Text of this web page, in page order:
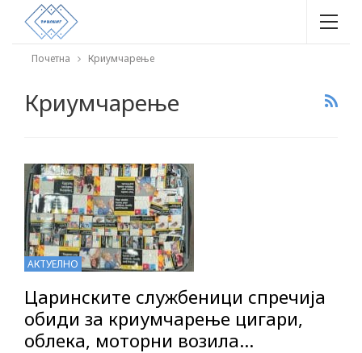
Почетна Криумчарење
Криумчарење
АКТУЕЛНО
Царинските службеници спречија
обиди за криумчарење цигари,
облека, моторни возила…